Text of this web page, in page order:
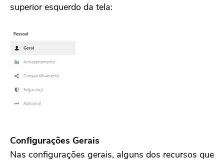
superior esquerdo da tela:
Conﬁgurações Gerais
Nas configurações gerais, alguns dos recursos que